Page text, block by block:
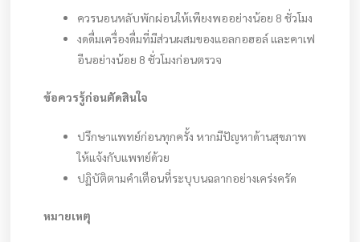
ควรนอนหลับพักผ่อนให้เพียงพออย่างน้อย 8 ชั่วโมง
งดดื่มเครื่องดื่มที่มีส่วนผสมของแอลกอฮอล์ และคาเฟ
อีนอย่างน้อย 8 ชั่วโมงก่อนตรวจ
ข้อควรรู้ก่อนตัดสินใจ
ปรึกษาแพทย์ก่อนทุกครั้ง หากมีปัญหาด้านสุขภาพ
ให้แจ้งกับแพทย์ด้วย
ปฏิบัติตามคำเตือนที่ระบุบนฉลากอย่างเคร่งครัด
หมายเหตุ